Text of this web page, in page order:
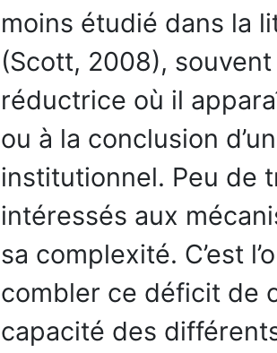
moins étudié dans la
(Scott, 2008),
réductrice où il
ou à la conclusion
institutionnel. Peu de
intéressés aux
sa complexité. C’est
combler ce déficit de
capacité des